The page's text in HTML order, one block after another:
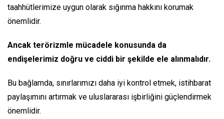
taahhütlerimize uygun olarak sığınma hakkını korumak
önemlidir.
Ancak terörizmle mücadele konusunda da
endişelerimiz doğru ve ciddi bir şekilde ele alınmalıdır.
Bu bağlamda, sınırlarımızı daha iyi kontrol etmek, istihbarat
paylaşımını artırmak ve uluslararası işbirliğini güçlendirmek
önemlidir.